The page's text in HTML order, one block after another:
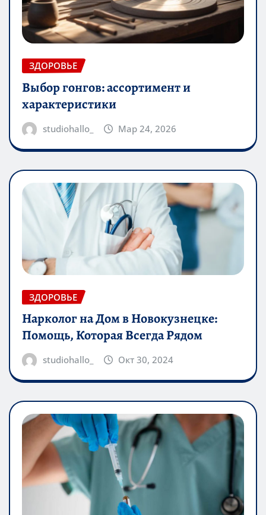
ЗДОРОВЬЕ
Выбор гонгов: ассортимент и
характеристики
studiohallo_ Мар 24, 2026
ЗДОРОВЬЕ
Нарколог на Дом в Новокузнецке:
Помощь, Которая Всегда Рядом
studiohallo_ Окт 30, 2024